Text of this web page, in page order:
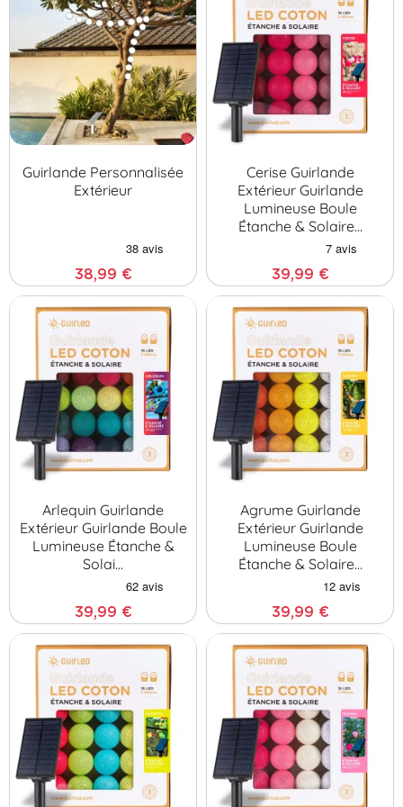
Guirlande Personnalisée
Extérieur
38,99 €
Cerise Guirlande
Extérieur Guirlande
Lumineuse Boule
Étanche & Solaire…
39,99 €
Arlequin Guirlande
Extérieur Guirlande Boule
Lumineuse Étanche &
Solai…
39,99 €
Agrume Guirlande
Extérieur Guirlande
Lumineuse Boule
Étanche & Solaire…
39,99 €